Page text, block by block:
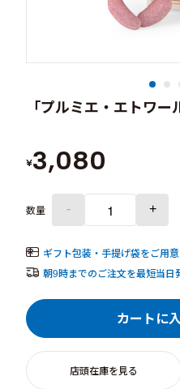
「プルミエ・エトワ
¥3,080
数量 - +
ギフト包装・手提げ袋をご用意
朝9時までのご注文を最短当日
カートに
店頭在庫を見る